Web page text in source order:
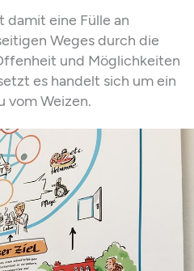
damit eine Fülle an
Weges durch die
und Möglichkeiten
es handelt sich um ein
vom Weizen.